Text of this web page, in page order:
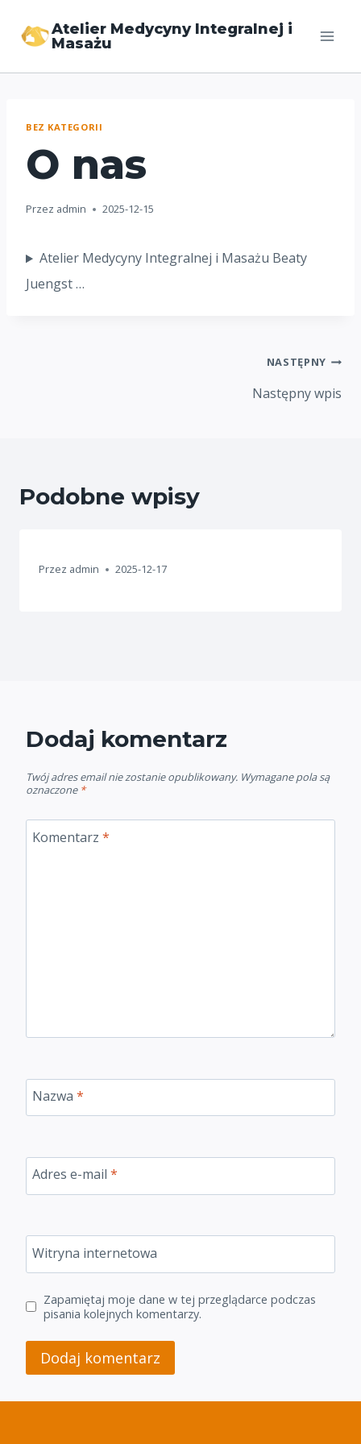
Atelier Medycyny Integralnej i
Masażu
BEZ KATEGORII
O nas
Przez admin 2025-12-15
Atelier Medycyny Integralnej i Masażu Beaty
Juengst …
NASTĘPNY
Następny wpis
Podobne wpisy
Przez admin 2025-12-17
Dodaj komentarz
Twój adres email nie zostanie opublikowany. Wymagane pola są
oznaczone *
Komentarz *
Nazwa *
Adres e-mail *
Witryna internetowa
Zapamiętaj moje dane w tej przeglądarce podczas
pisania kolejnych komentarzy.